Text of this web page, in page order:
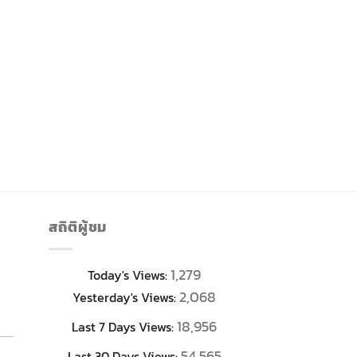
สถิติผู้ชม
Today's Views:1,279
Yesterday's Views:2,068
Last 7 Days Views:18,956